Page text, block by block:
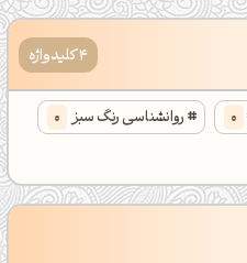
4 کلیدواژه
0 روانشناسی رنگ سبز 0